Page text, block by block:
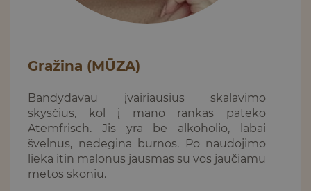
Gražina (MŪZA)
Bandydavau įvairiausius skalavimo
skysčius, kol į mano rankas pateko
Atemfrisch. Jis yra be alkoholio, labai
švelnus, nedegina burnos. Po naudojimo
lieka itin malonus jausmas su vos jaučiamu
mėtos skoniu.